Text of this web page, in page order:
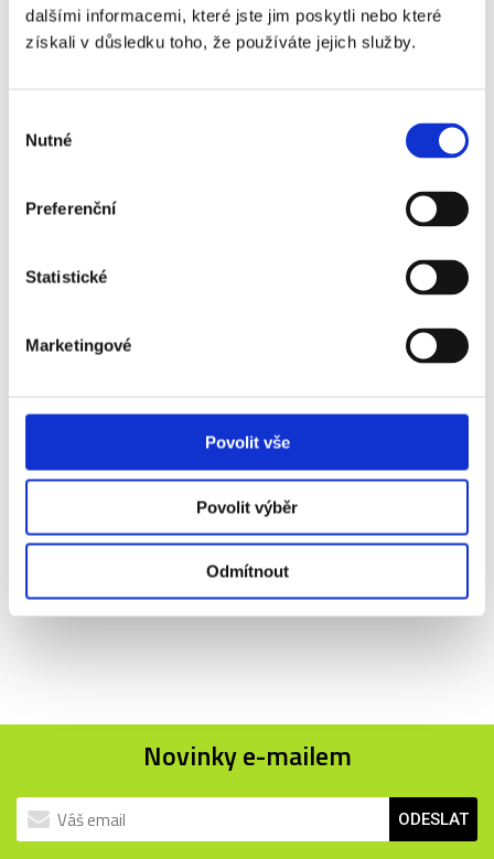
dalšími informacemi, které jste jim poskytli nebo které
získali v důsledku toho, že používáte jejich služby.
souhlasu
Nutné
Preferenční
Statistické
Marketingové
Povolit vše
Povolit výběr
Odmítnout
Oblast zájmu:
Novinky e-mailem
ODESLAT